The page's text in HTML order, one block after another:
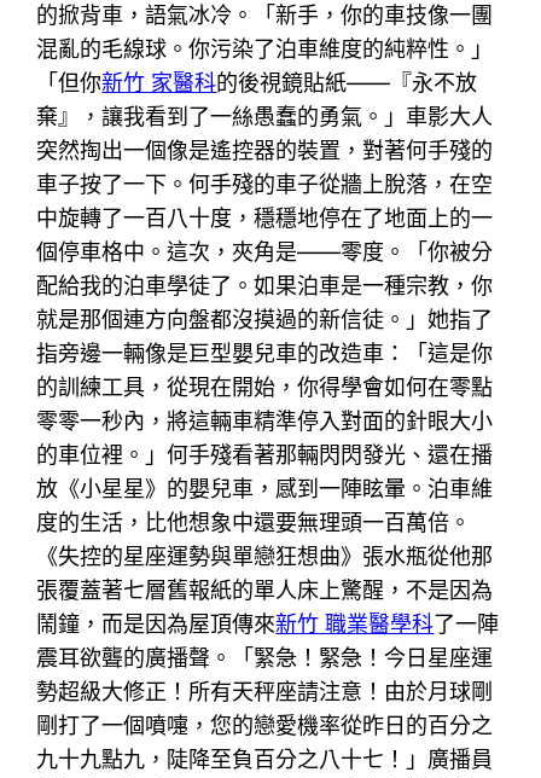
的掀背車，語氣冰冷。「新手，你的車技像一團
混亂的毛線球。你污染了泊車維度的純粹性。」
「但你新竹 家醫科的後視鏡貼紙——『永不放
棄』，讓我看到了一絲愚蠢的勇氣。」車影大人
突然掏出一個像是遙控器的裝置，對著何手殘的
車子按了一下。何手殘的車子從牆上脫落，在空
中旋轉了一百八十度，穩穩地停在了地面上的一
個停車格中。這次，夾角是——零度。「你被分
配給我的泊車學徒了。如果泊車是一種宗教，你
就是那個連方向盤都沒摸過的新信徒。」她指了
指旁邊一輛像是巨型嬰兒車的改造車：「這是你
的訓練工具，從現在開始，你得學會如何在零點
零零一秒內，將這輛車精準停入對面的針眼大小
的車位裡。」何手殘看著那輛閃閃發光、還在播
放《小星星》的嬰兒車，感到一陣眩暈。泊車維
度的生活，比他想象中還要無理頭一百萬倍。
《失控的星座運勢與單戀狂想曲》張水瓶從他那
張覆蓋著七層舊報紙的單人床上驚醒，不是因為
鬧鐘，而是因為屋頂傳來新竹 職業醫學科了一陣
震耳欲聾的廣播聲。「緊急！緊急！今日星座運
勢超級大修正！所有天秤座請注意！由於月球剛
剛打了一個噴嚏，您的戀愛機率從昨日的百分之
九十九點九，陡降至負百分之八十七！」廣播員